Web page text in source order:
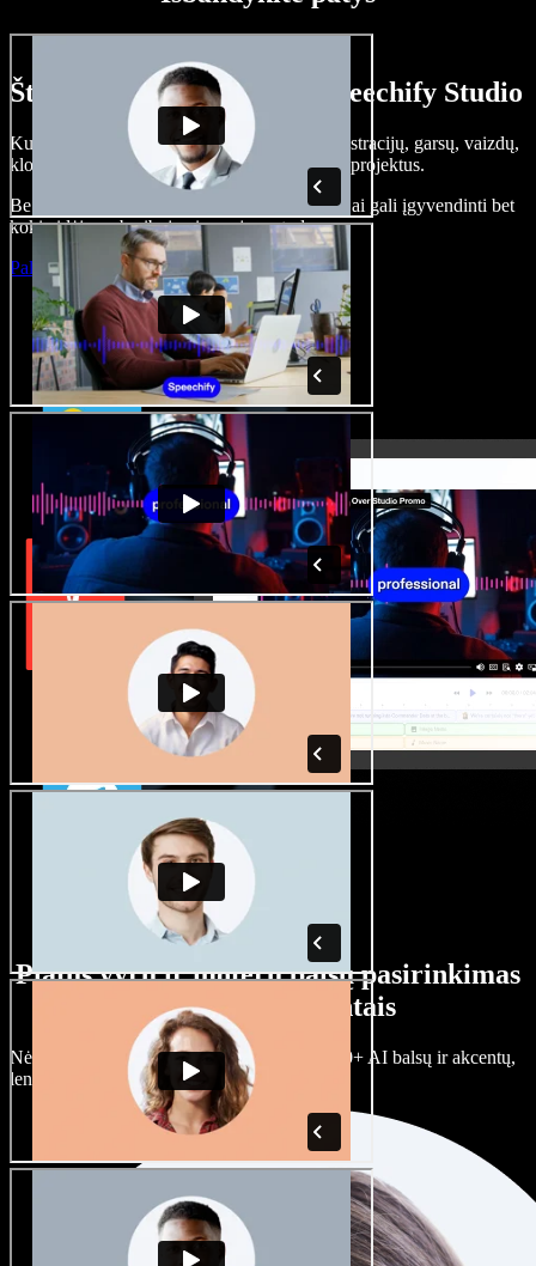
Štai ką galite nuveikti su Speechify Studio
Kurkite įgarsinimus, pridėkite nemokamų iliustracijų, garsų, vaizdų,
klonuokite balsą – kurkite pilnus, įspūdingus projektus.
Be jokių mokymų ir viskas naršyklėje – kūrėjai gali įgyvendinti bet
kokią idėją, neberibojami senųjų metodų.
Paleisti studiją
Platus vyrų ir moterų balsų pasirinkimas
su įvairiais akcentais
Nėra dviejų vienodų projektų. Rinkitės iš 100+ AI balsų ir akcentų,
lengvai juos prisitaikykite.